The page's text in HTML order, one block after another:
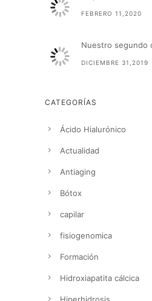
FEBRERO 11,2020
Nuestro segundo
DICIEMBRE 31,2019
CATEGORÍAS
Ácido Hialurónico
Actualidad
Antiaging
Bótox
capilar
fisiogenomica
Formación
Hidroxiapatita cálcica